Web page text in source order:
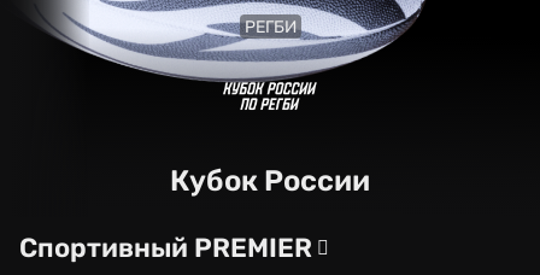
РЕГБИ
Кубок России
Спортивный PREMIER